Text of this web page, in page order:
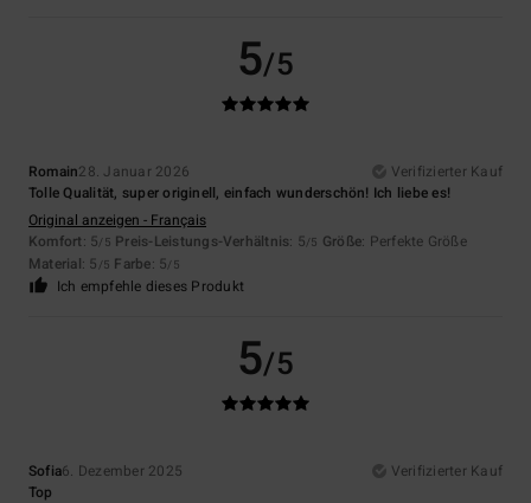
5/5
Romain28. Januar 2026
Verifizierter Kauf
Tolle Qualität, super originell, einfach wunderschön! Ich liebe es!
Original anzeigen - Français
Komfort: 5/5 Preis-Leistungs-Verhältnis: 5/5 Größe: Perfekte Größe
Material: 5 /5 Farbe: 5/5
Ich empfehle dieses Produkt
5/5
Sofia6. Dezember 2025
Verifizierter Kauf
Top